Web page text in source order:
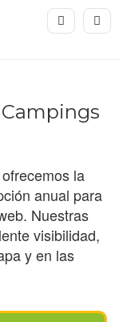
la
anual para
Nuestras
visibilidad,
y en las